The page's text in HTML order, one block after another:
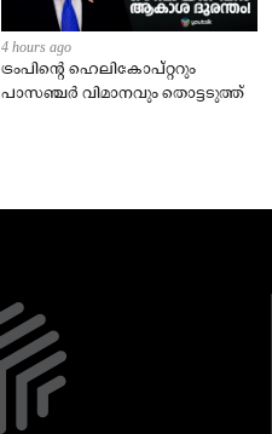
4 hours ago
ട്രംപിന്റെ ഹെലികോപ്റ്ററും
പാസഞ്ചര്‍ വിമാനവും തൊട്ടടുത്ത്